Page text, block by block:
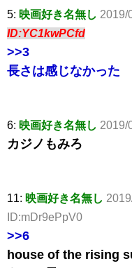
5: 映画好き名無し 2019/
ID:YC1kwPCfd
>>3
長さは感じなかった
6: 映画好き名無し 2019/
カジノもみろ
11: 映画好き名無し
ID:mDr9ePpV0
>>6
house of the rising